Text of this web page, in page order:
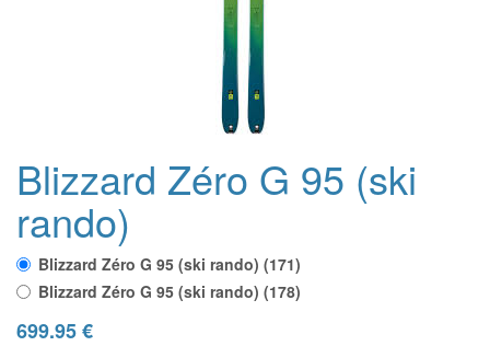
Blizzard Zéro G 95 (ski
rando)
Blizzard Zéro G 95 (ski rando) (171)
Blizzard Zéro G 95 (ski rando) (178)
699.95€